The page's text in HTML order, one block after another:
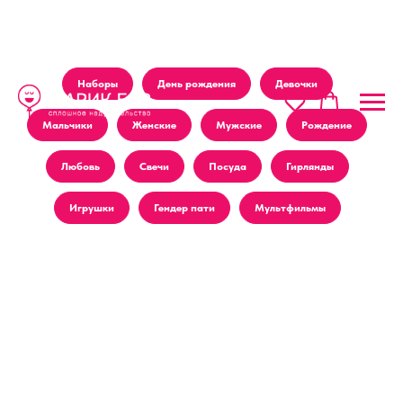
Наборы День рождения Девочки
Мальчики Женские Мужские Рождение
Любовь Свечи Посуда Гирлянды
Игрушки Гендер пати Мультфильмы